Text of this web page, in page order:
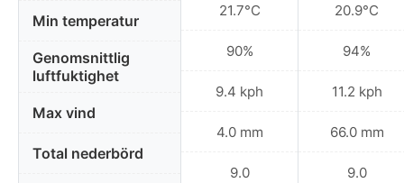
Min temperatur
Genomsnittlig
luftfuktighet
Max vind
Total nederbörd
21.7°C
90%
9.4 kph
4.0 mm
9.0
20.9°C
94%
11.2 kph
66.0 mm
9.0